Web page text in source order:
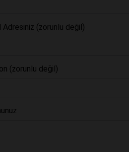
Adresiniz (zorunlu değil)
(zorunlu değil)